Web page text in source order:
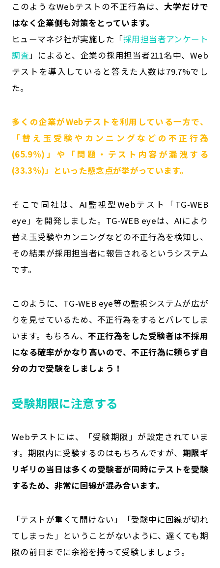
このようなWebテストの不正行為は、 大学だけで
はなく企業側も対策をとっています。
ヒューマネジ社が実施した「採用担当者アンケート
調査」によると、企業の採用担当者211名中、Web
テストを導入していると答えた人数は79.7%でし
た。
多くの企業がWebテストを利用している一方で、
「替え玉受験やカンニングなどの不正行為
(65.9%)」や「問題・テスト内容が漏洩する
(33.3%)」といった懸念点が挙がっています。
そこで同社は、AI監視型Webテスト「TG-WEB
eye」を開発しました。TG-WEB eyeは、AIにより
替え玉受験やカンニングなどの不正行為を検知し、
その結果が採用担当者に報告されるというシステム
です。
このように、TG-WEB eye等の監視システムが広が
りを見せているため、不正行為をするとバレてしま
います。もちろん、不正行為をした受験者は不採用
になる確率がかなり高いので、不正行為に頼らず自
分の力で受験をしましょう！
受験期限に注意する
Webテストには、「受験期限」が設定されていま
す。期限内に受験するのはもちろんですが、 期限ギ
リギリの当日は多くの受験者が同時にテストを受験
するため、非常に回線が混み合います。
「テストが重くて開けない」「受験中に回線が切れ
てしまった」ということがないように、遅くても期
限の前日までに余裕を持って受験しましょう。